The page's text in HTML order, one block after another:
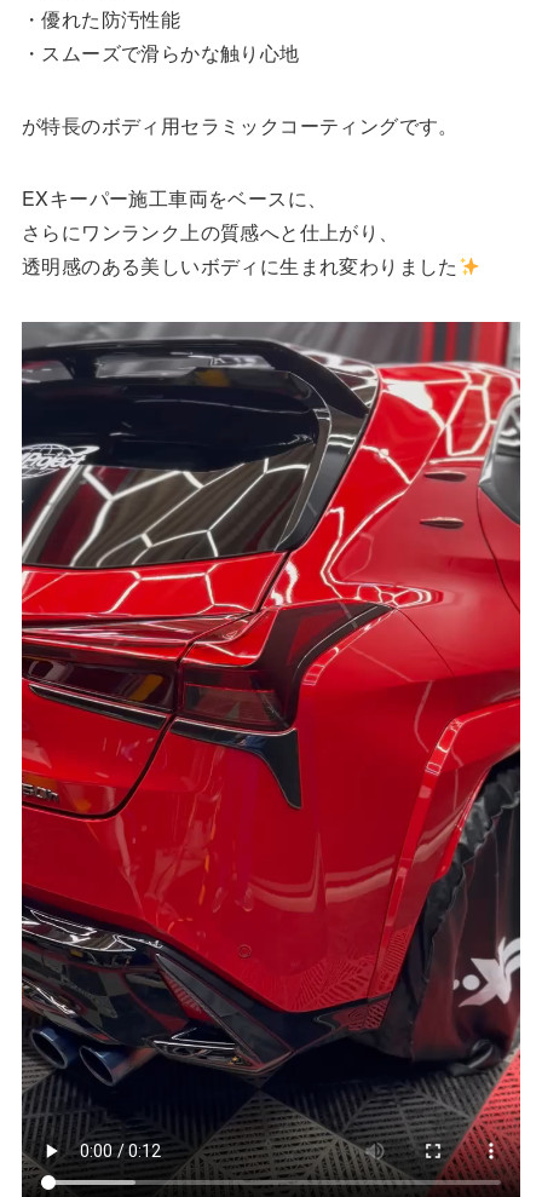
・優れた防汚性能
・スムーズで滑らかな触り心地
が特長のボディ用セラミックコーティングです。
EXキーパー施工車両をベースに、
さらにワンランク上の質感へと仕上がり、
透明感のある美しいボディに生まれ変わりました